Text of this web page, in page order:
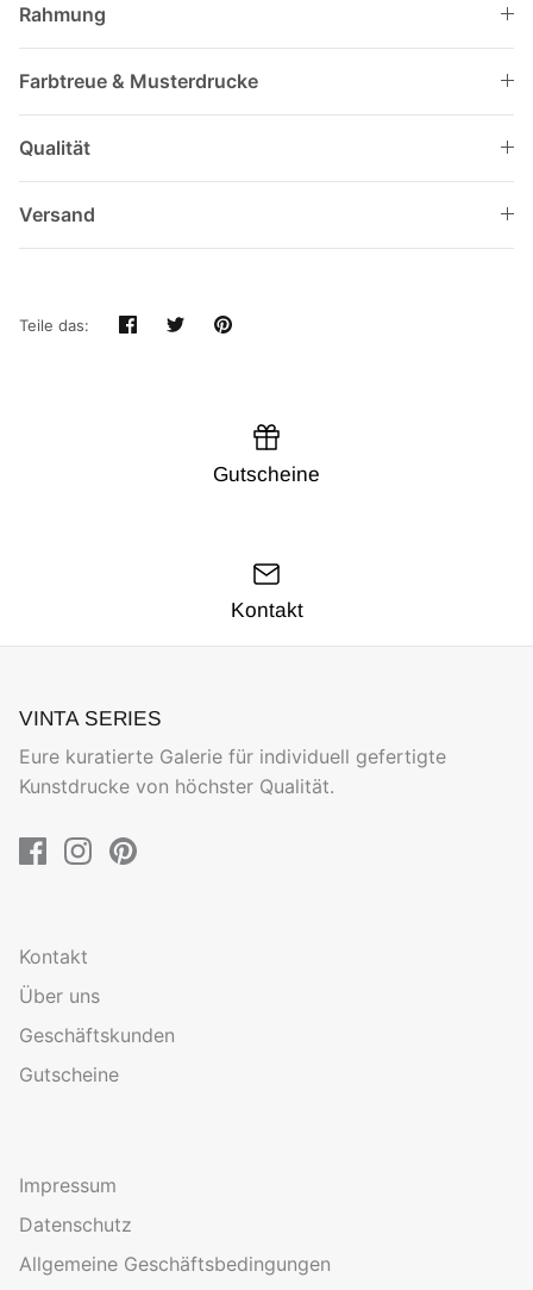
Rahmung
Farbtreue & Musterdrucke
Qualität
Versand
Teile das: TeilenTwitternPinnen
Gutscheine
Kontakt
VINTA SERIES
Eure kuratierte Galerie für individuell gefertigte
Kunstdrucke von höchster Qualität.
Kontakt
Über uns
Geschäftskunden
Gutscheine
Impressum
Datenschutz
Allgemeine Geschäftsbedingungen